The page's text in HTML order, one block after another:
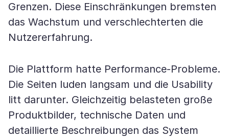
Grenzen. Diese Einschränkungen bremsten
das Wachstum und verschlechterten die
Nutzererfahrung.
Die Plattform hatte Performance-Probleme.
Die Seiten luden langsam und die Usability
litt darunter. Gleichzeitig belasteten große
Produktbilder, technische Daten und
detaillierte Beschreibungen das System